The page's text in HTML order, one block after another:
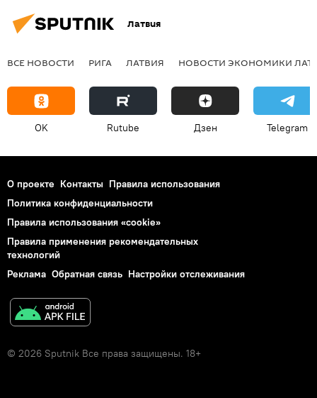
Латвия
ВСЕ НОВОСТИ РИГА ЛАТВИЯ НОВОСТИ ЭКОНОМИКИ
OK Rutube Дзен Telegram
О проекте Контакты Правила использования
Политика конфиденциальности
Правила использования «cookie»
Правила применения рекомендательных
технологий
Реклама Обратная связь Настройки отслеживания
© 2026 Sputnik Все права защищены. 18+